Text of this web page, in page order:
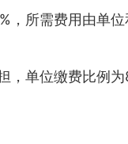
，所需费用由单
单位缴费比例